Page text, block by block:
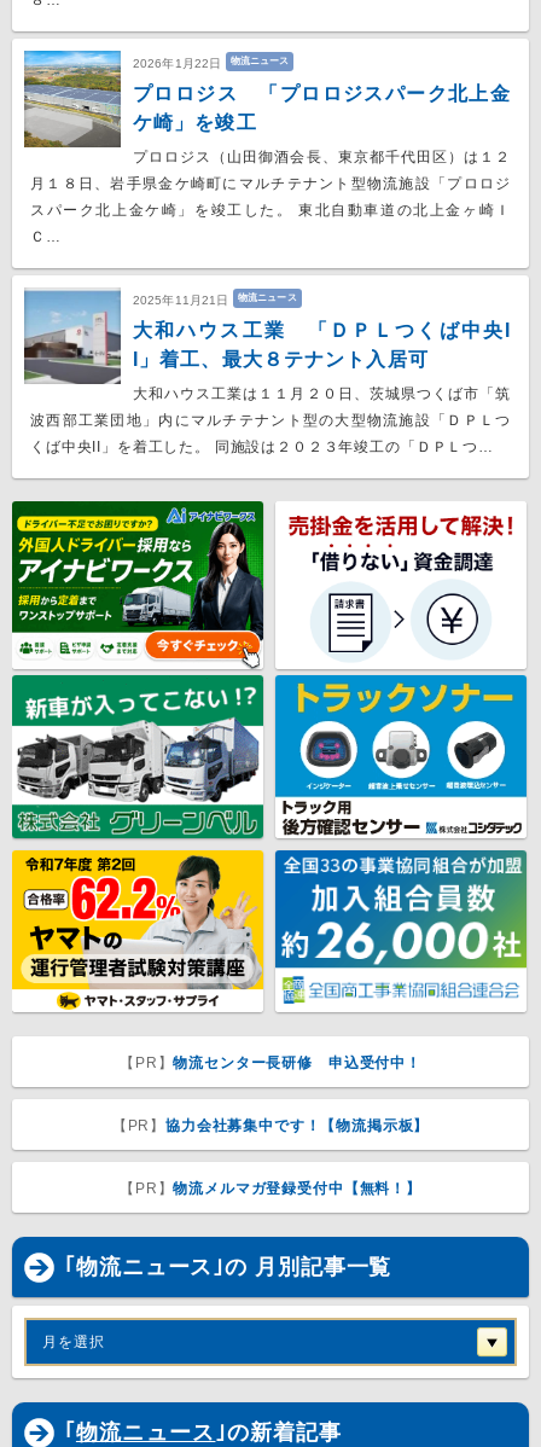
2026年1月22日 物流ニュース
プロロジス 「プロロジスパーク北上金
ケ崎」を竣工
プロロジス（山田御酒会長、東京都千代田区）は１２
月１８日、岩手県金ケ崎町にマルチテナント型物流施設「プロロジ
スパーク北上金ケ崎」を竣工した。 東北自動車道の北上金ヶ崎Ｉ
Ｃ…
2025年11月21日 物流ニュース
大和ハウス工業 「ＤＰＬつくば中央I
I」着工、最大８テナント入居可
大和ハウス工業は１１月２０日、茨城県つくば市「筑
波西部工業団地」内にマルチテナント型の大型物流施設「ＤＰＬつ
くば中央II」を着工した。 同施設は２０２３年竣工の「ＤＰＬつ…
【PR】物流センター長研修 申込受付中！
【PR】協力会社募集中です！【物流掲示板】
【PR】物流メルマガ登録受付中【無料！】
｢物流ニュース｣の 月別記事一覧
月を選択
｢ 物流ニュース｣の新着記事